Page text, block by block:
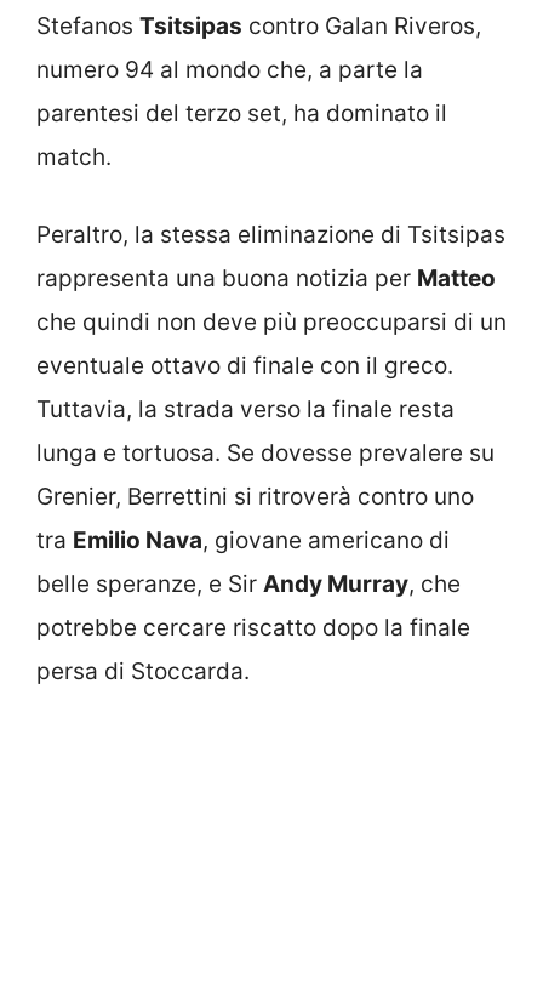
Stefanos Tsitsipas contro Galan Riveros,
numero 94 al mondo che, a parte la
parentesi del terzo set, ha dominato il
match.
Peraltro, la stessa eliminazione di Tsitsipas
rappresenta una buona notizia per Matteo
che quindi non deve più preoccuparsi di un
eventuale ottavo di finale con il greco.
Tuttavia, la strada verso la finale resta
lunga e tortuosa. Se dovesse prevalere su
Grenier, Berrettini si ritroverà contro uno
tra Emilio Nava, giovane americano di
belle speranze, e Sir Andy Murray, che
potrebbe cercare riscatto dopo la finale
persa di Stoccarda.